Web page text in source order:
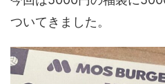
ついてきました。